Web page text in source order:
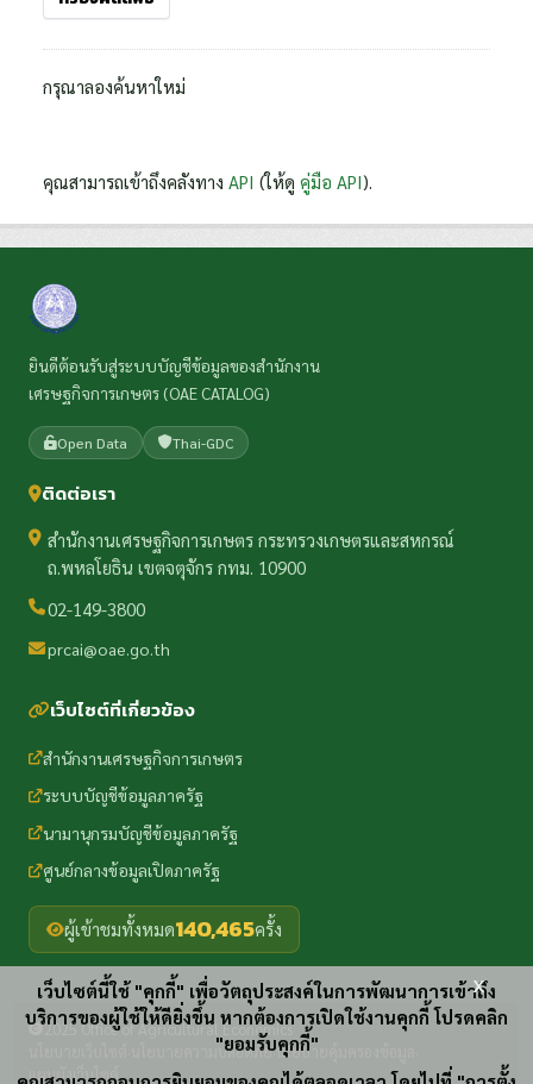
กรุณาลองค้นหาใหม่
คุณสามารถเข้าถึงคลังทาง API (ให้ดู คู่มือ API).
ยินดีต้อนรับสู่ระบบบัญชีข้อมูลของสำนักงาน
เศรษฐกิจการเกษตร (OAE CATALOG)
Open Data Thai-GDC
ติดต่อเรา
สำนักงานเศรษฐกิจการเกษตร กระทรวงเกษตรและสหกรณ์
ถ.พหลโยธิน เขตจตุจักร กทม. 10900
02-149-3800
prcai@oae.go.th
เว็บไซต์ที่เกี่ยวข้อง
สำนักงานเศรษฐกิจการเกษตร
ระบบบัญชีข้อมูลภาครัฐ
นามานุกรมบัญชีข้อมูลภาครัฐ
ศูนย์กลางข้อมูลเปิดภาครัฐ
ผู้เข้าชมทั้งหมด140,465ครั้ง
2025 Office of Agricultural Economics
นโยบายความปลอดภัย·นโยบายคุ้มครองข้อมูล
แผนผังเว็บไซต์
เว็บไซต์นี้ใช้ "คุกกี้" เพื่อวัตถุประสงค์ในการพัฒนาการเข้าถึง
บริการของผู้ใช้ให้ดียิ่งขึ้น หากต้องการเปิดใช้งานคุกกี้ โปรดคลิก
"ยอมรับคุกกี้"
x